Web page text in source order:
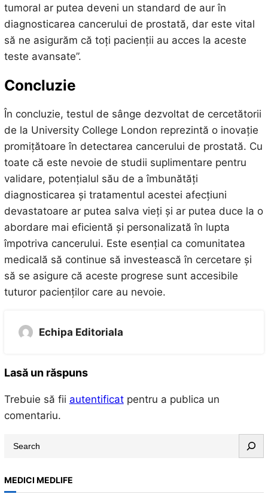
tumoral ar putea deveni un standard de aur în
diagnosticarea cancerului de prostată, dar este vital
să ne asigurăm că toți pacienții au acces la aceste
teste avansate”.
Concluzie
În concluzie, testul de sânge dezvoltat de cercetătorii
de la University College London reprezintă o inovație
promițătoare în detectarea cancerului de prostată. Cu
toate că este nevoie de studii suplimentare pentru
validare, potențialul său de a îmbunătăți
diagnosticarea și tratamentul acestei afecțiuni
devastatoare ar putea salva vieți și ar putea duce la o
abordare mai eficientă și personalizată în lupta
împotriva cancerului. Este esențial ca comunitatea
medicală să continue să investească în cercetare și
să se asigure că aceste progrese sunt accesibile
tuturor pacienților care au nevoie.
Echipa Editoriala
Lasă un răspuns
Trebuie să fii autentificatpentru a publica un
comentariu.
a
r
MEDICI MEDLIFE